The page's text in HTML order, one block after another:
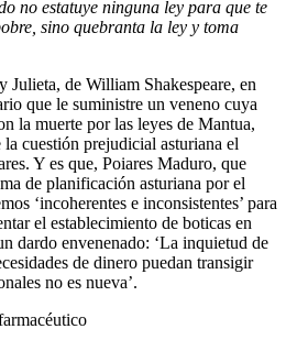
no estatuye ninguna ley para que te
sino quebranta la ley y toma
Julieta, de William Shakespeare, en
que le suministre un veneno cuya
la muerte por las leyes de Mantua,
cuestión prejudicial asturiana el
Y es que, Poiares Maduro, que
de planificación asturiana por el
‘incoherentes e inconsistentes’ para
el establecimiento de boticas en
dardo envenenado: ‘La inquietud de
de dinero puedan transigir
no es nueva’.